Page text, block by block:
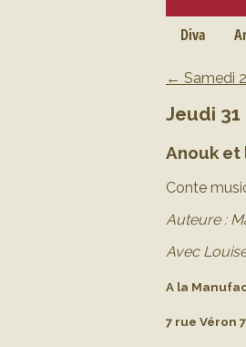
Skip
content
Diva
Post
← Samedi
Jeudi
Anouk et
Conte
Auteure :
Avec
A la
7 rue Véron